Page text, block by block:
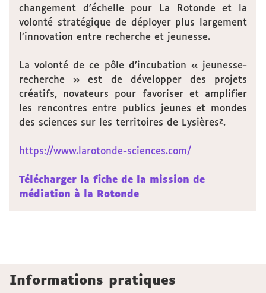
changement d’échelle pour La Rotonde et la
volonté stratégique de déployer plus largement
l’innovation entre recherche et jeunesse.
La volonté de ce pôle d’incubation « jeunesse-
recherche » est de développer des projets
créatifs, novateurs pour favoriser et amplifier
les rencontres entre publics jeunes et mondes
des sciences sur les territoires de Lysières².
https://www.larotonde-sciences.com/
Télécharger la fiche de la mission de
médiation à la Rotonde
Informations pratiques